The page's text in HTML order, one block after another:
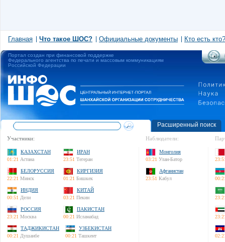
Главная Что такое ШОС? Официальные документы Кто есть кто?
Портал создан при финансовой поддержке
Федерального агентства по печати и массовым коммуникациям
Российской Федерации
Расширенный поиск
Участники:
КАЗАХСТАН
01:21 Астана
ИРАН
23:51 Тегеран
БЕЛОРУССИЯ
22:21 Минск
КИРГИЗИЯ
01:21 Бишкек
ИНДИЯ
00:51 Дели
КИТАЙ
03:21 Пекин
РОССИЯ
23:21 Москва
ПАКИСТАН
00:21 Исламабад
ТАДЖИКИСТАН
00:21 Душанбе
УЗБЕКИСТАН
00:21 Ташкент
Наблюдатели:
Монголия
03:21 Улан-Батор
Афганистан
23:51 Кабул